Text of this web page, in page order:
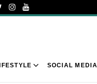
SOCIAL MEDIA